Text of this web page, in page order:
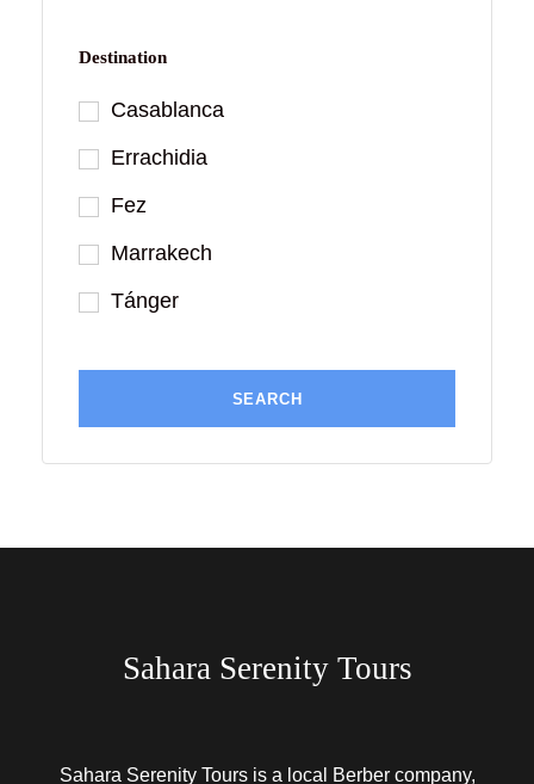
Destination
Casablanca
Errachidia
Fez
Marrakech
Tánger
Sahara Serenity Tours
Sahara Serenity Tours is a local Berber company,